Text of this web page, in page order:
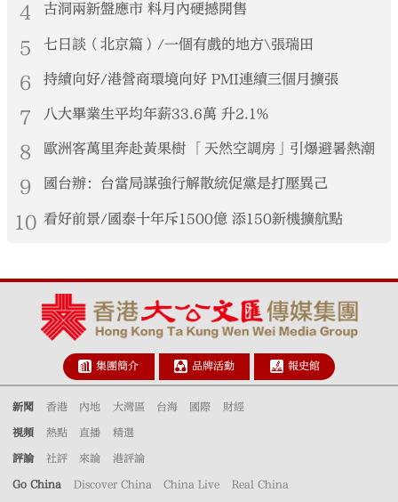
4 古洞兩新盤應市 料月內硬撼開售
5 七日談（北京篇）/一個有戲的地方\張瑞田
6 持續向好/港營商環境向好 PMI連續三個月擴張
7 八大畢業生平均年薪33.6萬 升2.1%
8 歐洲客萬里奔赴黃果樹 「天然空調房」引爆避暑熱潮
9 國台辦：台當局謀強行解散統促黨是打壓異己
10 看好前景/國泰十年斥1500億 添150新機擴航點
集團簡介 品牌活動 報史館
新聞 香港 內地 大灣區 台海 國際 財經
視頻 熱點 直播 精選
評論 社評 來論 港評論
Go China Discover China China Live Real China